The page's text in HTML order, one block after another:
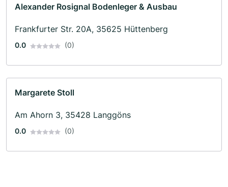
Alexander Rosignal Bodenleger & Ausbau
Frankfurter Str. 20A, 35625 Hüttenberg
0.0 (0)
Margarete Stoll
Am Ahorn 3, 35428 Langgöns
0.0 (0)